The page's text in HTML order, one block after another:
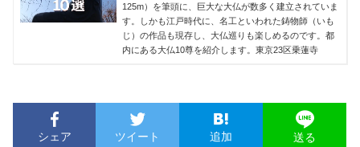
125m）を筆頭に、巨大な大仏が数多く建立されていま
す。しかも江戸時代に、名工といわれた鋳物師（いも
じ）の作品も現存し、大仏巡りも楽しめるのです。都
内にある大仏10尊を紹介します。東京23区乗蓮寺
シェア ツイート 追加 送る